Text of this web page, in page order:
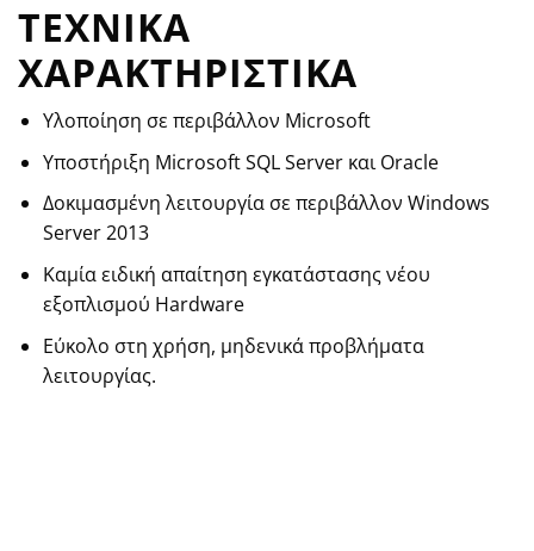
ΤΕΧΝΙΚΑ
ΧΑΡΑΚΤΗΡΙΣΤΙΚΑ
Υλοποίηση σε περιβάλλον Microsoft
Υποστήριξη Microsoft SQL Server και Oracle
Δοκιμασμένη λειτουργία σε περιβάλλον Windows
Server 2013
Καμία ειδική απαίτηση εγκατάστασης νέου
εξοπλισμού Hardware
Εύκολο στη χρήση, μηδενικά προβλήματα
λειτουργίας.